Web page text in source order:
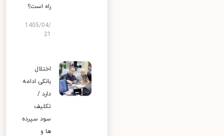
راه است؟
1405/04/
اختلال
بانکی ادامه
دارد /
تکلیف
سود سپرده
ها و